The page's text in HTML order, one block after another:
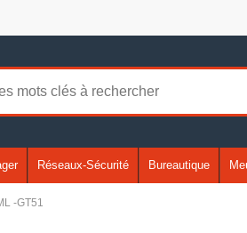
Réseaux-Sécurité Bureautique
-GT51